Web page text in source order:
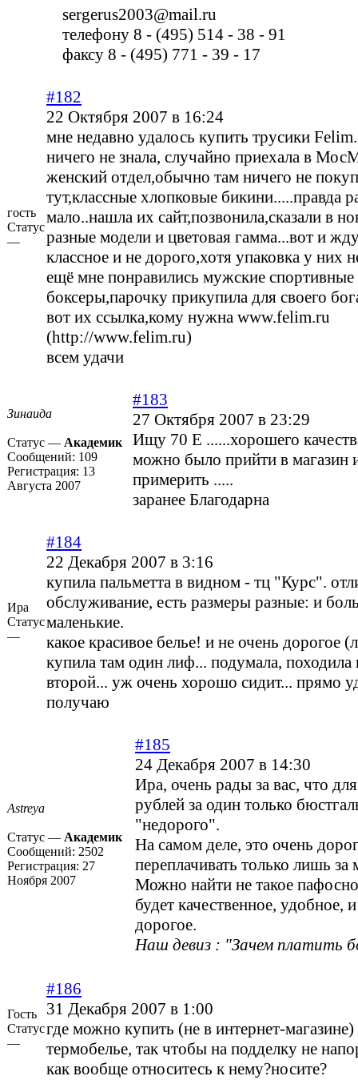
sergerus2003@mail.ru
телефону 8 - (495) 514 - 38 - 91
факсу 8 - (495) 771 - 39 - 17
гость
Статус
—
#182
22 Октября 2007 в 16:24
мне недавно удалось купить трусики
ничего не знала, случайно приехала в
женский отдел,обычно там ничего не
тут,классные хлопковые бикини.....правда
мало..нашла их сайт,позвонила,сказали в
разные модели и цветовая гамма...вот и
классное и не дорого,хотя упаковка у них
ещё мне понравились мужские спортивные
боксеры,парочку прикупила для своего
вот их ссылка,кому нужна www.felim.ru
(http://www.felim.ru)
всем удачи
Зинаида
Статус — Академик
Сообщений: 109
Регистрация: 13
Августа 2007
#183
27 Октября 2007 в 23:29
Ищу 70 Е ......хорошего
можно было прийти в магазин
примерить .....
заранее Благодарна
Ира
Статус
—
#184
22 Декабря 2007 в 3:16
купила пальметта в видном - тц "Курс".
обслуживание, есть размеры разные: и
маленькие.
какое красивое белье! и не очень дорогое
купила там один лиф... подумала, походила
второй... уж очень хорошо сидит... прямо
получаю
Astreya
Статус — Академик
Сообщений: 2502
Регистрация: 27
Ноября 2007
#185
24 Декабря 2007 в 14:30
Ира, очень рады за вас, что
рублей за один только
"недорого".
На самом деле, это очень
переплачивать только лишь за
Можно найти не такое
будет качественное, удобное,
дорогое.
Наш девиз : "Зачем платить
Гость
Статус
—
#186
31 Декабря 2007 в 1:00
где можно купить (не в интернет-
термобелье, так чтобы на подделку не
как вообще относитесь к нему?носите?